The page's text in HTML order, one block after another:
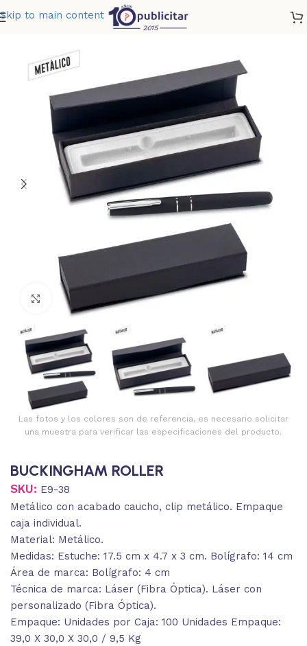
Skip to main content
BUCKINGHAM ROLLER
Clic para ampliar
Las fotos y los colores son de referencia, es necesario solicitar
una muestra para verificar las especificaciones del producto.
BUCKINGHAM ROLLER
SKU: E9-38
Metálico con acabado caucho, clip metálico. Empaque
caja individual.
Material: Metálico.
Medidas: Estuche: 17.5 cm x 4.7 x 3 cm. Bolígrafo: 14 cm
Área de marca: Bolígrafo: 4 cm
Técnica de marca: Láser (Fibra Óptica). Láser con
personalizado (Fibra Óptica).
Empaque: Unidades por Caja: 100 Unidades Empaque:
39,0 X 30,0 X 30,0 / 9,5 Kg